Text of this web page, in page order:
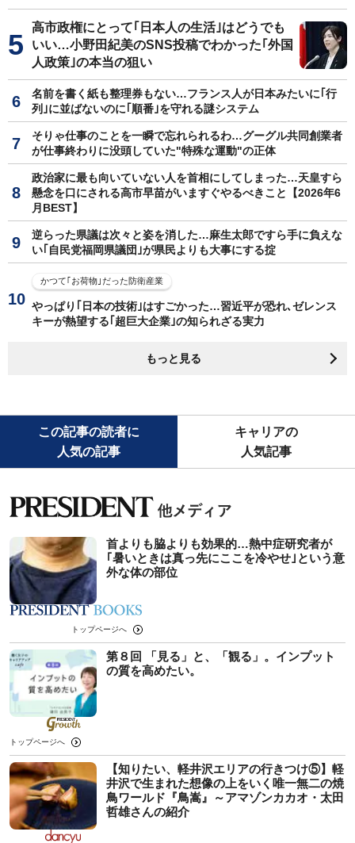
高市政権にとって｢日本人の生活｣はどうでも
いい…小野田紀美のSNS投稿でわかった｢外国
人政策｣の本当の狙い
名前を書く紙も整理券もない…フランス人が日本みたいに｢行
列｣に並ばないのに｢順番｣を守れる謎システム
そりゃ仕事のことを一瞬で忘れられるわ…グーグル共同創業者
が仕事終わりに没頭していた"特殊な運動"の正体
政治家に最も向いていない人を首相にしてしまった…天皇すら
懸念を口にされる高市早苗がいますぐやるべきこと【2026年6
月BEST】
逆らった県議は次々と姿を消した…麻生太郎ですら手に負えな
い｢自民党福岡県議団｣が県民よりも大事にする掟
かつて｢お荷物｣だった防衛産業
やっぱり｢日本の技術｣はすごかった…習近平が恐れ､ゼレンス
キーが熱望する｢超巨大企業｣の知られざる実力
もっと見る
この記事の読者に
人気の記事
キャリアの
人気記事
首よりも脇よりも効果的…熱中症研究者が
｢暑いときは真っ先にここを冷やせ｣という意
外な体の部位
トップページへ
第８回 「見る」と、「観る」。インプット
の質を高めたい。
トップページへ
【知りたい、軽井沢エリアの行きつけ⑤】軽
井沢で生まれた想像の上をいく唯一無二の焼
鳥ワールド『鳥嵩』～アマゾンカカオ・太田
哲雄さんの紹介